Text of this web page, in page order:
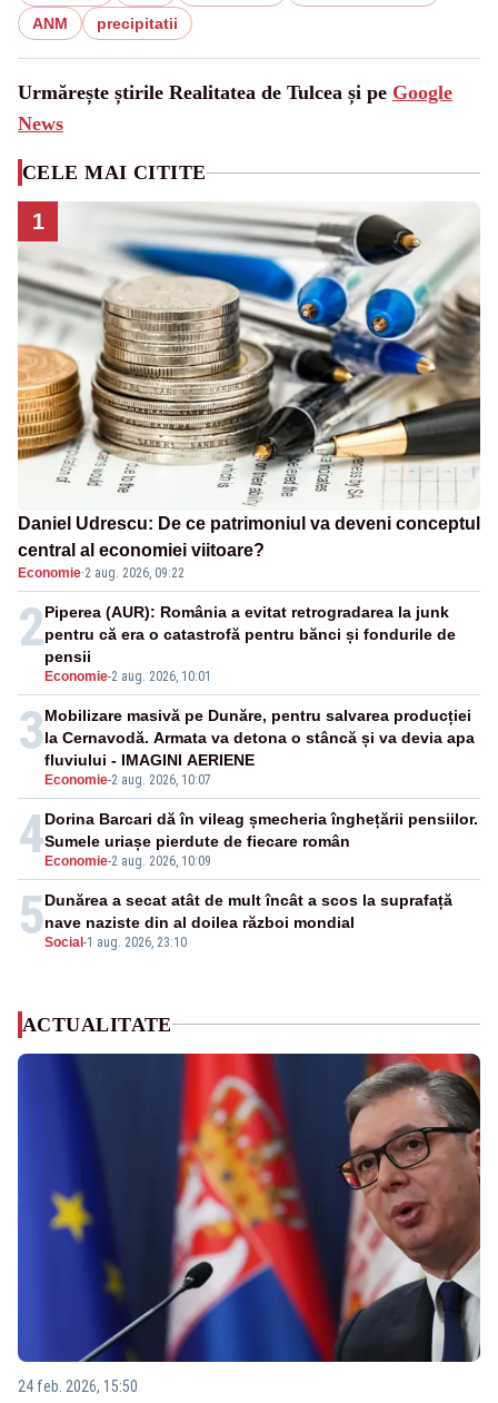
ANM precipitatii
Urmărește știrile Realitatea de Tulcea și pe Google
News
CELE MAI CITITE
1
Daniel Udrescu: De ce patrimoniul va deveni conceptul
central al economiei viitoare?
Economie·2 aug. 2026, 09:22
2
Economie-2 aug. 2026, 10:01
Piperea (AUR): România a evitat retrogradarea la junk
pentru că era o catastrofă pentru bănci și fondurile de
pensii
3
Economie-2 aug. 2026, 10:07
Mobilizare masivă pe Dunăre, pentru salvarea producției
la Cernavodă. Armata va detona o stâncă și va devia apa
fluviului - IMAGINI AERIENE
4Economie-2 aug. 2026, 10:09
Dorina Barcari dă în vileag șmecheria înghețării pensiilor.
Sumele uriașe pierdute de fiecare român
5Social-1 aug. 2026, 23:10
Dunărea a secat atât de mult încât a scos la suprafață
nave naziste din al doilea război mondial
ACTUALITATE
24 feb. 2026, 15:50